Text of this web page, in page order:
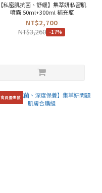
【私密肌抗菌、舒緩】集萃妍私密肌
噴霧 50ml+300ml 補充瓶
NT$2,700
NT$3,260 -17%
會員優惠價